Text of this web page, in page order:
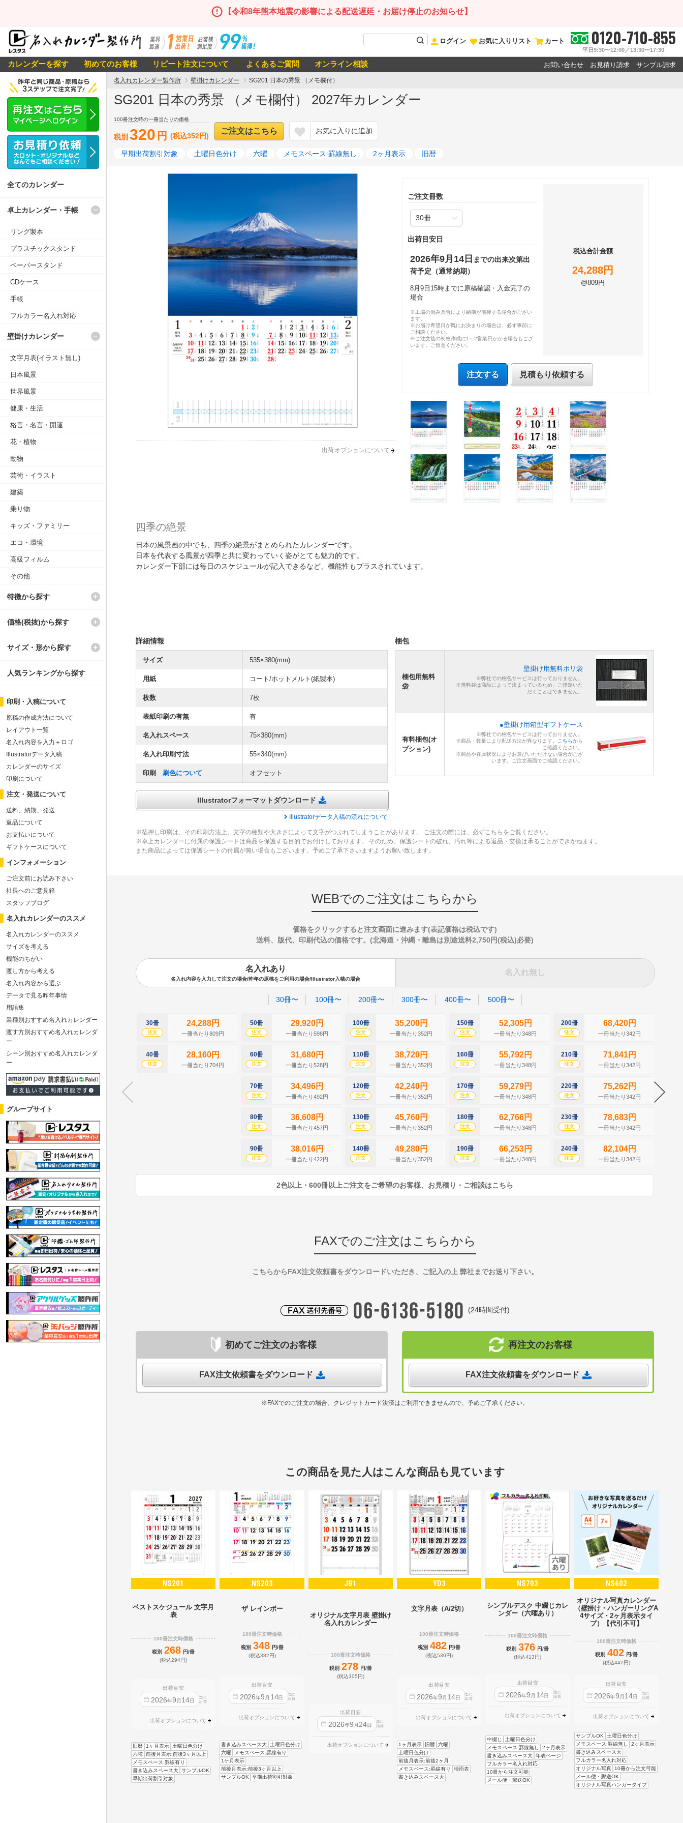
【令和8年熊本地震の影響による配送遅延・お届け停止のお知らせ】
ログイン お気に入りリスト カート 0120-710-855
平日9:30〜12:00／13:30〜17:30
カレンダーを探す 初めてのお客様 リピート注文について よくあるご質問 オンライン相談 お問い合わせ お見積り請求 サンプル請求
名入れカレンダー製作所 壁掛けカレンダー SG201 日本の秀景 （メモ欄付）
SG201 日本の秀景 （メモ欄付） 2027年カレンダー
100冊注文時の一冊当たりの価格
税別320 円 (税込352円)
ご注文はこちら お気に入りに追加
早期出荷割引対象 土曜日色分け 六曜 メモスペース:罫線無し 2ヶ月表示 旧暦
出荷オプションについて
ご注文冊数
出荷目安日
2026年9月14日 までの出来次第出
荷予定（通常納期）
8月9日15時までに原稿確認・入金完了の
場合
※工場の混み具合により納期が前後する場合がござい
ます。
※お届け希望日が既にお決まりの場合は、必ず事前に
ご相談ください。
※ご注文後の初校作成に1～2営業日かかる場合もござ
います。ご留意ください。
税込合計金額
24,288円
@809円
注文する 見積もり依頼する
四季の絶景
日本の風景画の中でも、四季の絶景がまとめられたカレンダーです。
日本を代表する風景が四季と共に変わっていく姿がとても魅力的です。
カレンダー下部には毎日のスケジュールが記入できるなど、機能性もプラスされています。
詳細情報
サイズ 535×380(mm)
用紙 コート/ホットメルト(紙製本)
枚数 7枚
表紙印刷の有無 有
名入れスペース 75×380(mm)
名入れ印刷寸法 55×340(mm)
印刷 刷色について オフセット
Illustratorフォーマットダウンロード
Illustratorデータ入稿の流れについて
梱包
梱包用無料
袋
壁掛け用無料ポリ袋
※弊社での梱包サービスは行っておりません。
※無料袋は商品によって決まっているため、ご指定いた
だくことはできません。
有料梱包(オ
プション)
●壁掛け用箱型ギフトケース
※弊社での梱包サービスは行っておりません。
※商品・数量により配送方法が異なります。
こちらから
ご確認ください。
※商品や在庫状況によりお選びいただけない場合がござ
います。ご注文画面でご確認ください。
※箔押し印刷は、その印刷方法上、文字の種類や大きさによって文字がつぶれてしまうことがあります。 ご注文の際には、必ずこちらをご覧ください。
※卓上カレンダーに付属の保護シートは商品を保護する目的でお付けしております。 そのため、保護シートの破れ、汚れ等による返品・交換は承ることができかねます。
また商品によっては保護シートの付属が無い場合もございます。予めご了承下さいますようお願い致します。
WEBでのご注文はこちらから
価格をクリックすると注文画面に進みます(表記価格は税込です)
送料、版代、印刷代込の価格です。(北海道・沖縄・離島は別途送料2,750円(税込)必要)
名入れあり
名入れ内容を入力して注文の場合/昨年の原稿をご利用の場合/Illustrator入稿の場合
名入れ無し
30冊〜 100冊〜 200冊〜 300冊〜 400冊〜 500冊〜
30冊
注文
24,288円
一冊当たり809円
40冊
注文
28,160円
一冊当たり704円
50冊
注文
29,920円
一冊当たり598円
60冊
注文
31,680円
一冊当たり528円
70冊
注文
34,496円
一冊当たり492円
80冊
注文
36,608円
一冊当たり457円
90冊
注文
38,016円
一冊当たり422円
100冊
注文
35,200円
一冊当たり352円
110冊
注文
38,720円
一冊当たり352円
120冊
注文
42,240円
一冊当たり352円
130冊
注文
45,760円
一冊当たり352円
140冊
注文
49,280円
一冊当たり352円
150冊
注文
52,305円
一冊当たり348円
160冊
注文
55,792円
一冊当たり348円
170冊
注文
59,279円
一冊当たり348円
180冊
注文
62,766円
一冊当たり348円
190冊
注文
66,253円
一冊当たり348円
200冊
注文
68,420円
一冊当たり342円
210冊
注文
71,841円
一冊当たり342円
220冊
注文
75,262円
一冊当たり342円
230冊
注文
78,683円
一冊当たり342円
240冊
注文
82,104円
一冊当たり342円
2色以上・600冊以上ご注文をご希望のお客様、お見積り・ご相談はこちら
FAXでのご注文はこちらから
こちらからFAX注文依頼書をダウンロードいただき、ご記入の上 弊社までお送り下さい。
(24時間受付)
初めてご注文のお客様
FAX注文依頼書をダウンロード
再注文のお客様
FAX注文依頼書をダウンロード
※FAXでのご注文の場合、クレジットカード決済はご利用できませんので、予めご了承ください。
この商品を見た人はこんな商品も見ています
NS201
ベストスケジュール 文字月
表
100冊注文時価格
税別 268 円/冊
(税込294円)
出荷目安
2026年9 月 14日
迄に
出荷
出荷オプションについて
旧暦 1ヶ月表示
土曜日色分け
六曜 前後月表示:前後3ヶ月以上
メモスペース:罫線有り
書き込みスペース大 サンプルOK
早期出荷割引対象
NS203
ザ レインボー
100冊注文時価格
税別 348 円/冊
(税込382円)
出荷目安
2026年9 月 14日
迄に
出荷
出荷オプションについて
書き込みスペース大
土曜日色分け
六曜
メモスペース:罫線有り
1ケ月表示
前後月表示:前後3ヶ月以上
サンプルOK
早期出荷割引対象
JB1
オリジナル文字月表 壁掛け
名入れカレンダー
100冊注文時価格
税別 278 円/冊
(税込305円)
出荷目安
2026年9 月 24日
迄に
出荷
出荷オプションについて
YD3
文字月表（A/2切）
100冊注文時価格
税別 482 円/冊
(税込530円)
出荷目安
2026年9 月 14日
迄に
出荷
出荷オプションについて
1ヶ月表示 旧暦 六曜
土曜日色分け
前後月表示:前後2ヶ月
メモスペース:罫線有り
晴雨表
書き込みスペース大
NS703
シンプルデスク 中綴じカレ
ンダー（六曜あり）
100冊注文時価格
税別 376 円/冊
(税込413円)
出荷目安
2026年9 月 14日
迄に
出荷
出荷オプションについて
中綴じ
土曜日色分け
メモスペース:罫線無し
2ヶ月表示
書き込みスペース大 年表ページ
フルカラー名入れ対応
10冊から注文可能
メール便・郵送OK
NS602
オリジナル写真カレンダー
（壁掛け・ハンガーリングA
4サイズ・2ヶ月表示タイ
プ）【代引不可】
100冊注文時価格
税別 402 円/冊
(税込442円)
出荷目安
2026年9 月 14日
迄に
出荷
出荷オプションについて
サンプルOK 土曜日色分け
メモスペース:罫線無し
2ヶ月表示
書き込みスペース大
フルカラー名入れ対応
オリジナル写真 10冊から注文可能
メール便・郵送OK
オリジナル写真ハンガータイプ
全てのカレンダー
卓上カレンダー・手帳
リング製本
プラスチックスタンド
ペーパースタンド
CDケース
手帳
フルカラー名入れ対応
壁掛けカレンダー
文字月表(イラスト無し)
日本風景
世界風景
健康・生活
格言・名言・開運
花・植物
動物
芸術・イラスト
建築
乗り物
キッズ・ファミリー
エコ・環境
高級フィルム
その他
特徴から探す
価格(税抜)から探す
サイズ・形から探す
人気ランキングから探す
印刷・入稿について
原稿の作成方法について
レイアウト一覧
名入れ内容を入力＋ロゴ
Illustratorデータ入稿
カレンダーのサイズ
印刷について
注文・発送について
送料、納期、発送
返品について
お支払いについて
ギフトケースについて
インフォメーション
ご注文前にお読み下さい
社長へのご意見箱
スタッフブログ
名入れカレンダーのススメ
名入れカレンダーのススメ
サイズを考える
機能のちがい
渡し方から考える
名入れ内容から選ぶ
データで見る昨年事情
用語集
業種別おすすめ名入れカレンダー
渡す方別おすすめ名入れカレンダ
ー
シーン別おすすめ名入れカレンダ
ー
グループサイト